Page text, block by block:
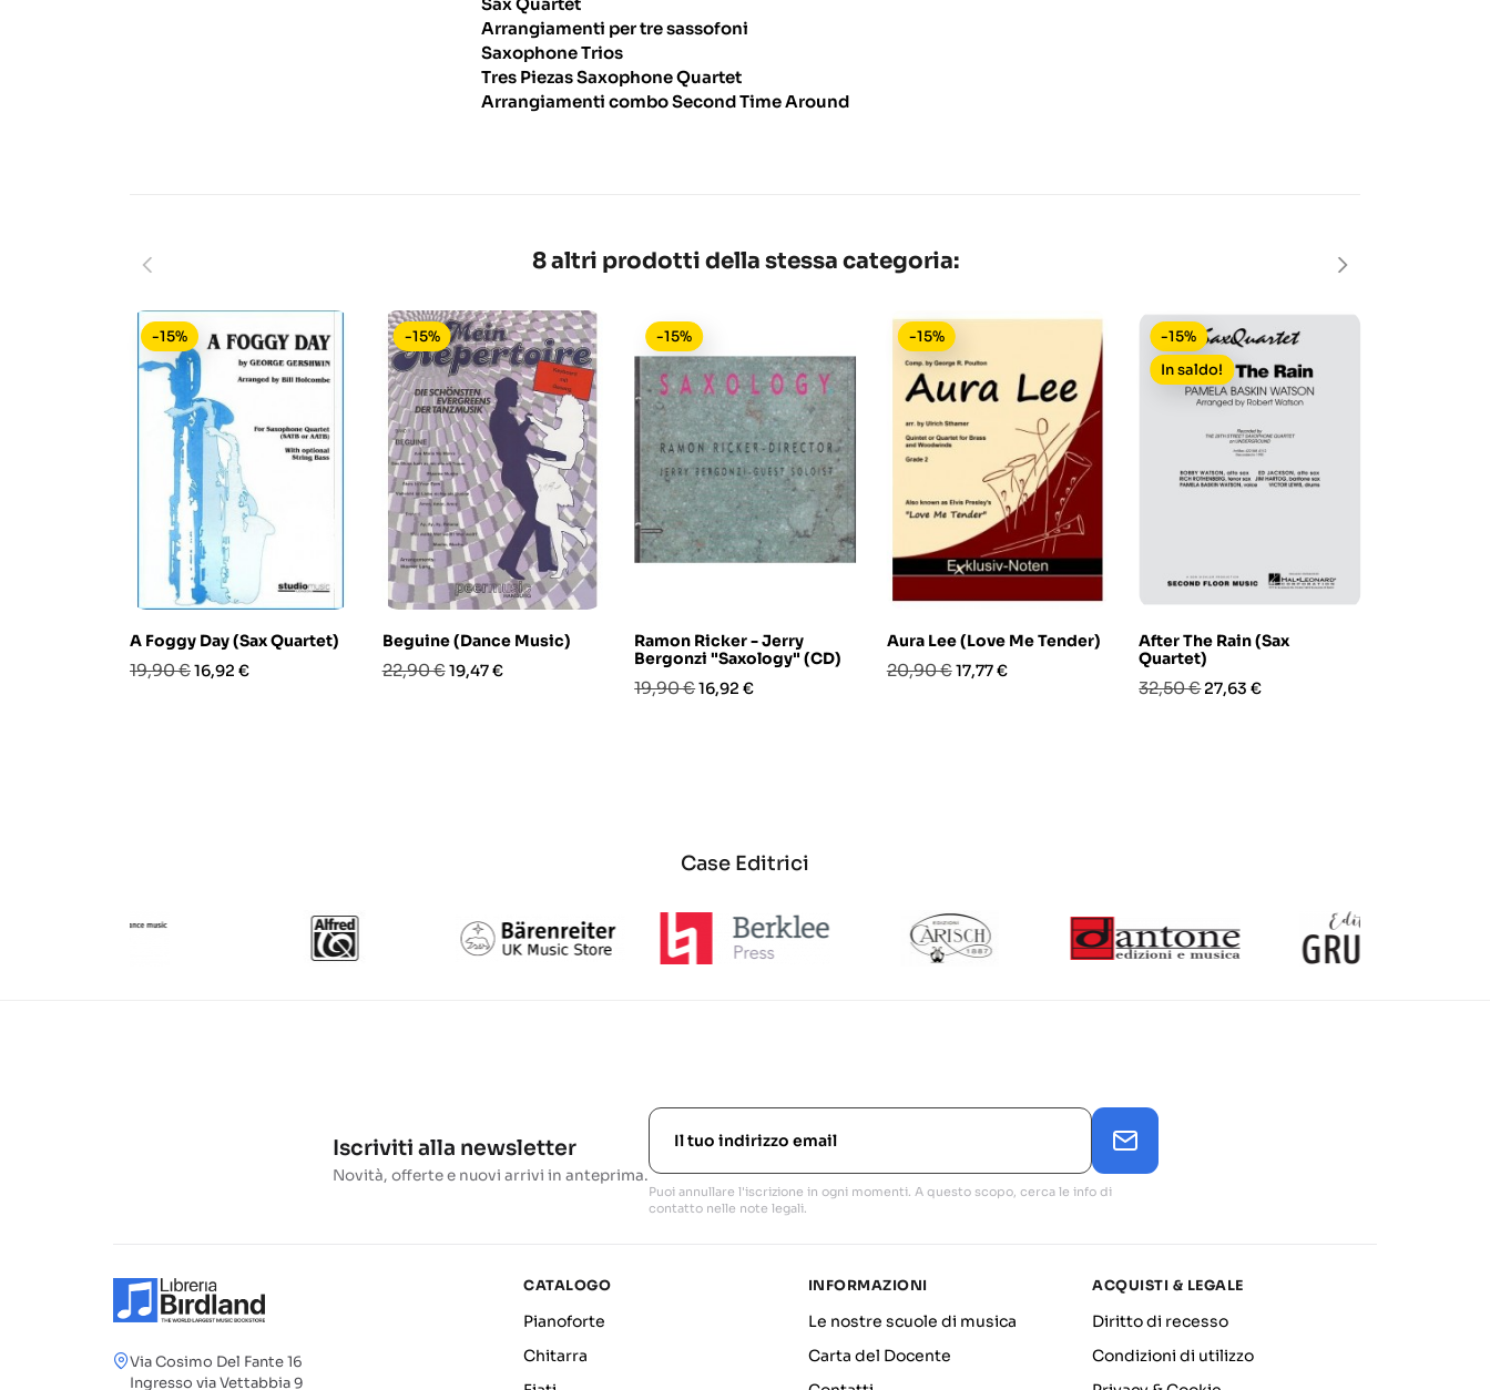
Arrangiamenti per tre sassofoni
Saxophone Trios
Tres Piezas Saxophone Quartet
Arrangiamenti combo Second Time Around
8 altri prodotti della stessa categoria:
A Foggy Day (Sax Quartet)
Prezzo
19,90 €Prezzo
16,92 €
-15%
Beguine (Dance Music)
Prezzo
22,90 €Prezzo
19,47 €
-15%
Ramon Ricker - Jerry
Bergonzi "Saxology" (CD)
Prezzo
19,90 €Prezzo
16,92 €
-15%
Aura Lee (Love Me Tender)
Prezzo
20,90 €Prezzo
17,77 €
-15%
After The Rain (Sax
Quartet)
Prezzo
32,50 €Prezzo
27,63 €
-15%
In saldo!
Case Editrici
Iscriviti alla newsletter
Novità, offerte e nuovi arrivi in anteprima.
Puoi annullare l'iscrizione in ogni momenti. A questo scopo, cerca le info di
contatto nelle note legali.
Via Cosimo Del Fante 16
Ingresso via Vettabbia 9
CATALOGO
Pianoforte
Chitarra
INFORMAZIONI
Le nostre scuole di musica
Carta del Docente
ACQUISTI & LEGALE
Diritto di recesso
Condizioni di utilizzo